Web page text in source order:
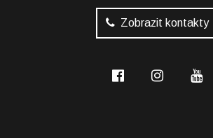
Zobrazit kontakty